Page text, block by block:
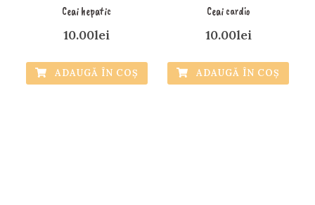
Ceai hepatic
10.00lei
ADAUGĂ ÎN COȘ
Ceai cardio
10.00lei
ADAUGĂ ÎN COȘ